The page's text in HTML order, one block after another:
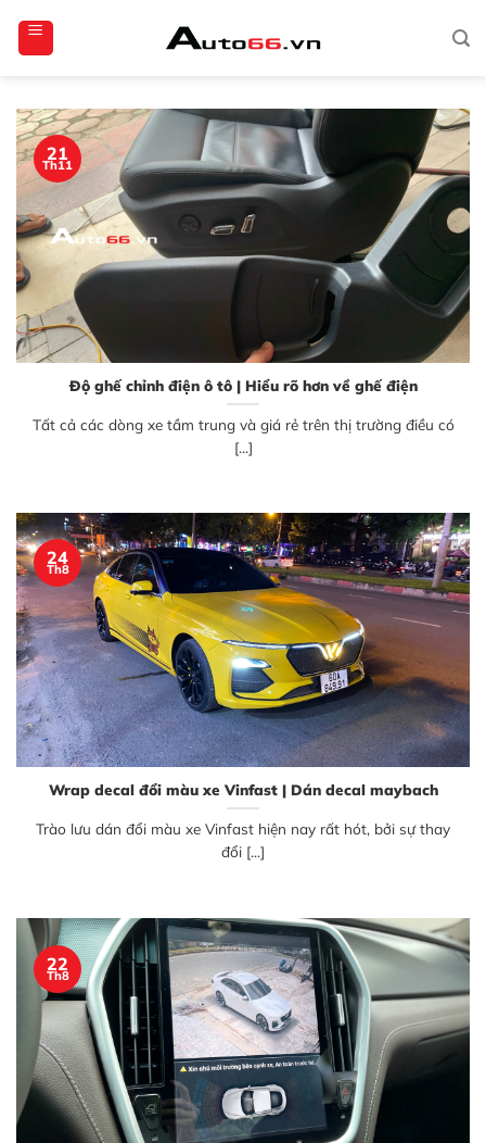
qua
Độ ghế chỉnh điện ô tô | Hiểu rõ hơn về ghế điện
Tất cả các dòng xe tầm trung và giá rẻ trên thị trường điều có
[...]
21
Th11
Wrap decal đổi màu xe Vinfast | Dán decal maybach
Trào lưu dán đổi màu xe Vinfast hiện nay rất hót, bởi sự thay
đổi [...]
24
Th8
22
Th8